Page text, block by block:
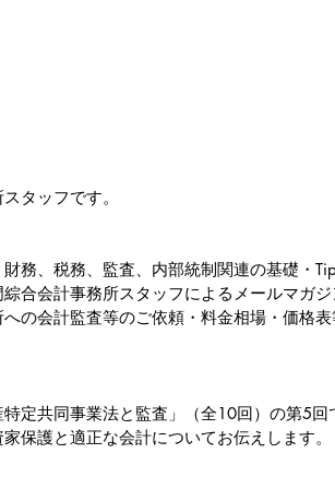
タッフです。
務、税務、監査、内部統制関連の基礎・
綜合会計事務所スタッフによるメールマガジ
の会計監査等のご依頼・料金相場・価格表
定共同事業法と監査」（全10回）の第5
保護と適正な会計についてお伝えします。